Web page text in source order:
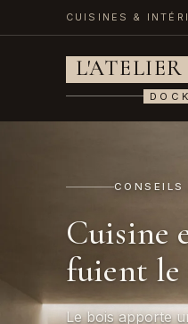
CUISINES &
Cuisine
fuient le
Le bois apporte